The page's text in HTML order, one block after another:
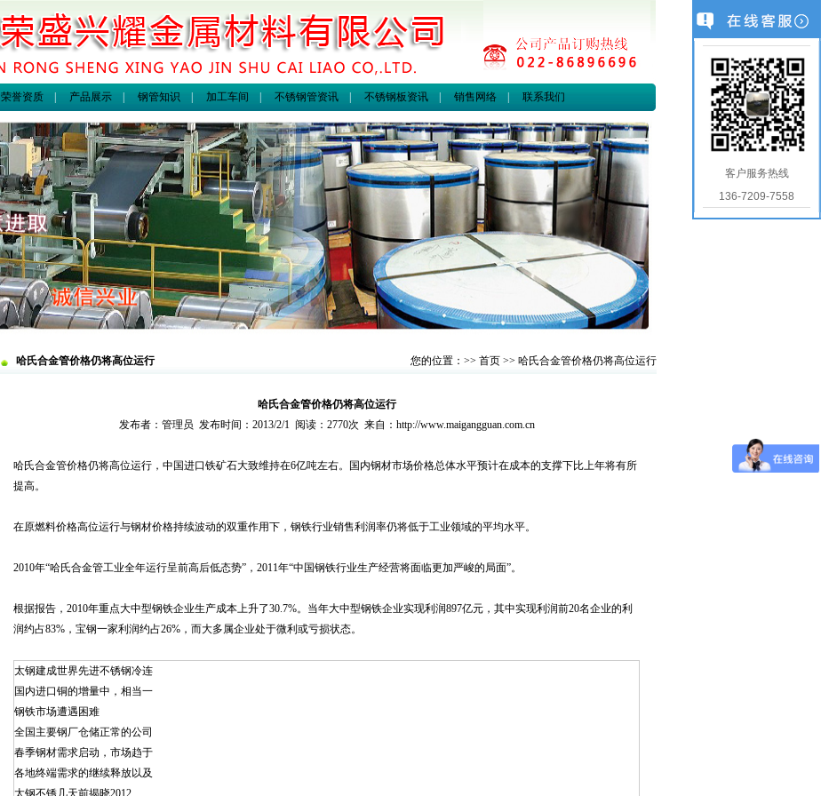
荣誉资质| 产品展示| 钢管知识 加工车间 不锈钢管资讯| 不锈钢板资讯| 销售网络| 联系我们
哈氏合金管价格仍将高位运行 您的位置：>> 首页 >> 哈氏合金管价格仍将高位运行
哈氏合金管价格仍将高位运行
发布者：管理员 发布时间：2013/2/1 阅读：2770次 来自：http://www.maigangguan.com.cn
哈氏合金管价格仍将高位运行，中国进口铁矿石大致维持在6亿吨左右。国内钢材市场价格总体水平预计在成本的支撑下比上年将有所
提高。
在原燃料价格高位运行与钢材价格持续波动的双重作用下，钢铁行业销售利润率仍将低于工业领域的平均水平。
2010年“哈氏合金管工业全年运行呈前高后低态势”，2011年“中国钢铁行业生产经营将面临更加严峻的局面”。
根据报告，2010年重点大中型钢铁企业生产成本上升了30.7%。当年大中型钢铁企业实现利润897亿元，其中实现利润前20名企业的利
润约占83%，宝钢一家利润约占26%，而大多属企业处于微利或亏损状态。
太钢建成世界先进不锈钢冷连
国内进口铜的增量中，相当一
钢铁市场遭遇困难
全国主要钢厂仓储正常的公司
春季钢材需求启动，市场趋于
各地终端需求的继续释放以及
太钢不锈几天前揭晓2012
客户服务热线
136-7209-7558